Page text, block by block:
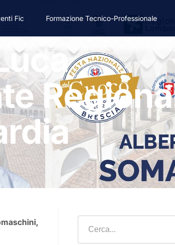
Fic Formazione Tecnico-Professionale